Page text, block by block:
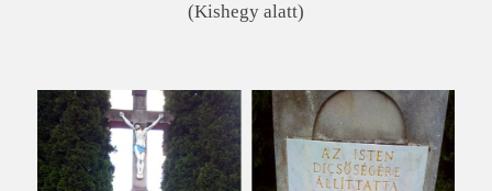
(Kishegy alatt)